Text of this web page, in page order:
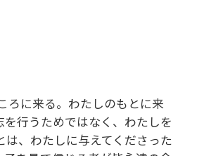
ろに来る。わたしのもとに来
行うためではなく、わたしを
、わたしに与えてくださった